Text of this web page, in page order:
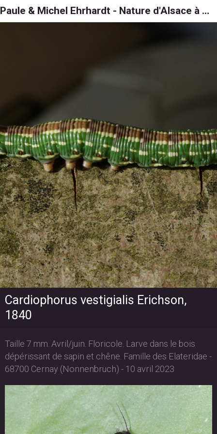
Paule & Michel Ehrhardt - Nature d'Alsace à 6, 8 et 1000 pattes
Cardiophorus vestigialis Erichson,
1840
Taille 7 mm. Avril/juin. Floricole. Larve dans le bois
dépérissant de sapin et chêne. Famille des Elateridae -
68700 Cernay (Nonnenbruch) - 10 avril 2023